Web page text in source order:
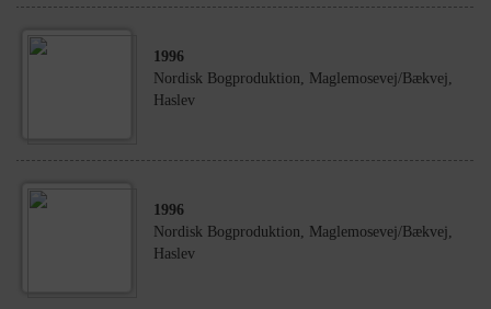
1996
Nordisk Bogproduktion, Maglemosevej/Bækvej,
Haslev
1996
Nordisk Bogproduktion, Maglemosevej/Bækvej,
Haslev